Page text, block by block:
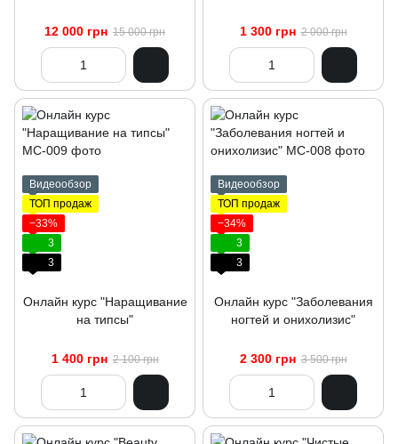
12 000 грн 15 000 грн 1 300 грн 2 000 грн
Видеообзор
ТОП продаж
−33%
3
3
Онлайн курс "Наращивание
на типсы"
1 400 грн 2 100 грн
Видеообзор
ТОП продаж
−34%
3
3
Онлайн курс "Заболевания
ногтей и онихолизис"
2 300 грн 3 500 грн